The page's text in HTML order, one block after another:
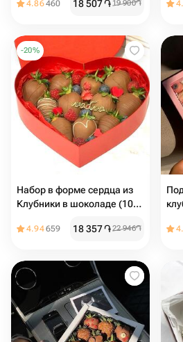
4.86460 18 507֏19 900֏
-20%
Набор в форме сердца из
Клубники в шоколаде (10-
4.94659 18 357֏22 946֏